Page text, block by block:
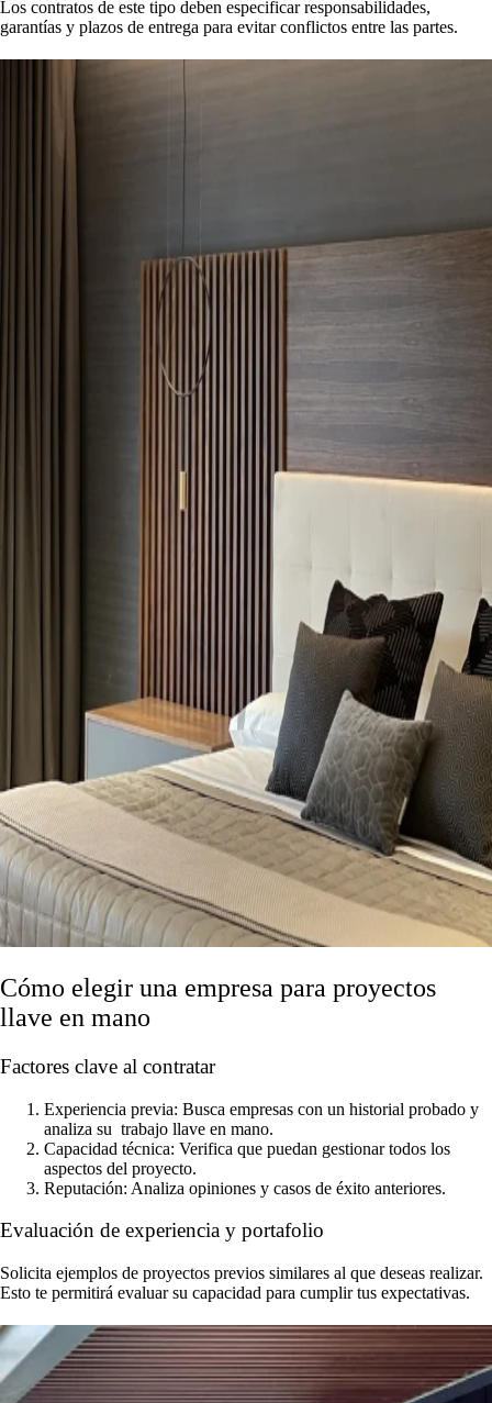
Los contratos de este tipo deben especificar responsabilidades,
garantías y plazos de entrega para evitar conflictos entre las partes.
Cómo elegir una empresa para proyectos
llave en mano
Factores clave al contratar
Experiencia previa: Busca empresas con un historial probado y
analiza su trabajo llave en mano.
Capacidad técnica: Verifica que puedan gestionar todos los
aspectos del proyecto.
Reputación: Analiza opiniones y casos de éxito anteriores.
Evaluación de experiencia y portafolio
Solicita ejemplos de proyectos previos similares al que deseas realizar.
Esto te permitirá evaluar su capacidad para cumplir tus expectativas.